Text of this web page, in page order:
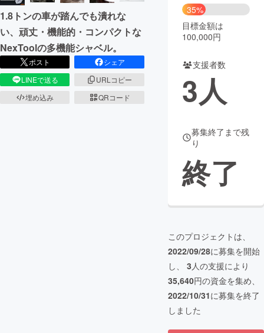
まちづくり・地域活性化
CAMPFIRE for Social Good
CAMPFIRE Creation
CAMPFIREふるさと納税
コミュニティ
1.8トンの車が踏んでも潰れな
い、頑丈・機能的・コンパクトな
NexToolの多機能シャベル。
ポスト
シェア
LINEで送る
URLコピー
埋め込み
QRコード
35%
目標金額は
100,000円
支援者数
3人
募集終了まで残
り
終了
このプロジェクトは、
2022/09/28に募集を開始
し、 3人の支援により
35,640円の資金を集め、
2022/10/31に募集を終了
しました